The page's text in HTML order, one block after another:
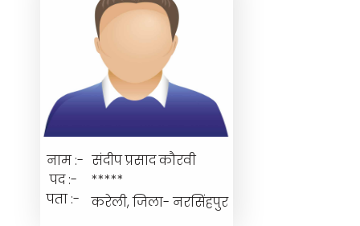
नाम :-
पद :-
पता :-
संदीप प्रसाद कौरवी
*****
करेली, जिला- नरसिंहपुर